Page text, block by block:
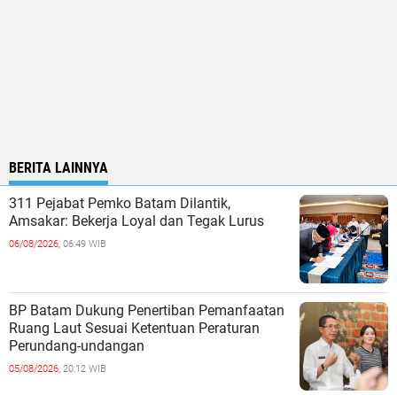
BERITA LAINNYA
311 Pejabat Pemko Batam Dilantik,
Amsakar: Bekerja Loyal dan Tegak Lurus
06/08/2026, 06:49 WIB
BP Batam Dukung Penertiban Pemanfaatan
Ruang Laut Sesuai Ketentuan Peraturan
Perundang-undangan
05/08/2026, 20:12 WIB